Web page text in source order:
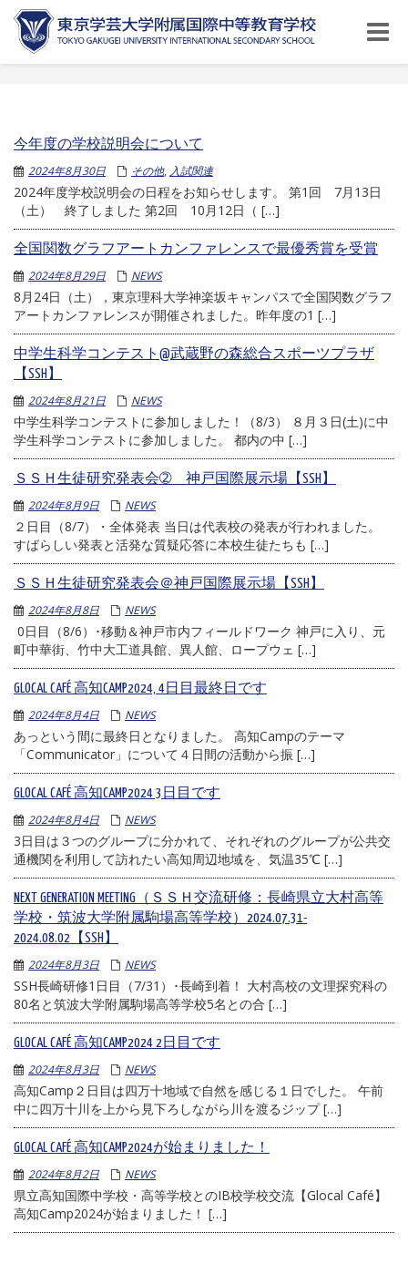
Toggle
今年度の学校説明会について
2024年8月30日 その他, 入試関連
2024年度学校説明会の日程をお知らせします。 第1回 7月13日
（土） 終了しました 第2回 10月12日（ […]
全国関数グラフアートカンファレンスで最優秀賞を受賞
2024年8月29日 NEWS
8月24日（土），東京理科大学神楽坂キャンパスで全国関数グラフ
アートカンファレンスが開催されました。昨年度の1 […]
中学生科学コンテスト@武蔵野の森総合スポーツプラザ
【SSH】
2024年8月21日 NEWS
中学生科学コンテストに参加しました！（8/3） ８月３日(土)に中
学生科学コンテストに参加しました。 都内の中 […]
ＳＳＨ生徒研究発表会➁ 神戸国際展示場【SSH】
2024年8月9日 NEWS
２日目（8/7）・全体発表 当日は代表校の発表が行われました。
すばらしい発表と活発な質疑応答に本校生徒たちも […]
ＳＳＨ生徒研究発表会＠神戸国際展示場【SSH】
2024年8月8日 NEWS
0日目（8/6）･移動＆神戸市内フィールドワーク 神戸に入り、元
町中華街、竹中大工道具館、異人館、ロープウェ […]
GLOCAL CAFÉ 高知CAMP2024, 4日目最終日です
2024年8月4日 NEWS
あっという間に最終日となりました。 高知Campのテーマ
「Communicator」について４日間の活動から振 […]
GLOCAL CAFÉ 高知CAMP2024 3日目です
2024年8月4日 NEWS
3日目は３つのグループに分かれて、それぞれのグループが公共交
通機関を利用して訪れたい高知周辺地域を、気温35℃ […]
NEXT GENERATION MEETING（ＳＳＨ交流研修：長崎県立大村高等
学校・筑波大学附属駒場高等学校）2024.07.31-
2024.08.02【SSH】
2024年8月3日 NEWS
SSH長崎研修1日目（7/31）･長崎到着！ 大村高校の文理探究科の
80名と筑波大学附属駒場高等学校5名との合 […]
GLOCAL CAFÉ 高知CAMP2024 2日目です
2024年8月3日 NEWS
高知Camp２日目は四万十地域で自然を感じる１日でした。 午前
中に四万十川を上から見下ろしながら川を渡るジップ […]
GLOCAL CAFÉ 高知CAMP2024が始まりました！
2024年8月2日 NEWS
県立高知国際中学校・高等学校とのIB校学校交流【Glocal Café】
高知Camp2024が始まりました！ […]